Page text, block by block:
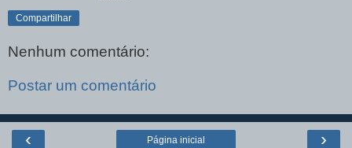
Compartilhar
Nenhum comentário:
Postar um comentário
‹ ›
Página inicial